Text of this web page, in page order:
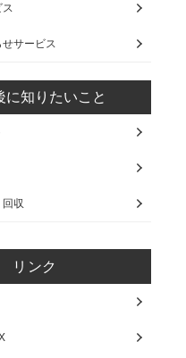
サービス
に知りたいこと
収
リンク